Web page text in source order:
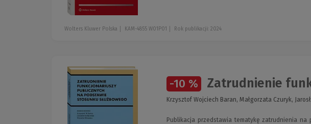
Wolters Kluwer Polska KAM-4855 W01P01 Rok publikacji: 2024
-10 % Zatrudnienie
Krzysztof Wojciech Baran, Małgorzata Czuryk,
Publikacja przedstawia tematykę zatrudnienia na